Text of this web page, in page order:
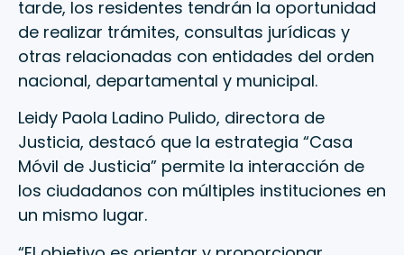
tarde, los residentes tendrán la oportunidad
de realizar trámites, consultas jurídicas y
otras relacionadas con entidades del orden
nacional, departamental y municipal.
Leidy Paola Ladino Pulido, directora de
Justicia, destacó que la estrategia “Casa
Móvil de Justicia” permite la interacción de
los ciudadanos con múltiples instituciones en
un mismo lugar.